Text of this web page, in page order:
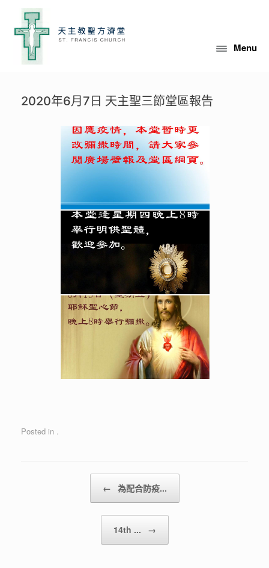
content
Menu
2020年6月7日 天主聖三節堂區報告
Posted in .
Post navigation
← 為配合防疫...
14th ... →